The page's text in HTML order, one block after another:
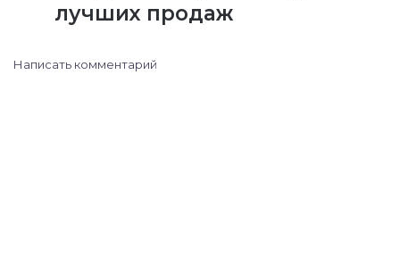
лучших продаж
Написать комментарий